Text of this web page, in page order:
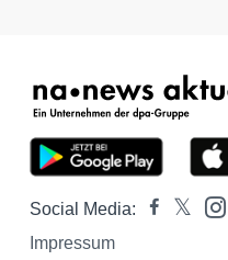
Social Media:
Impressum